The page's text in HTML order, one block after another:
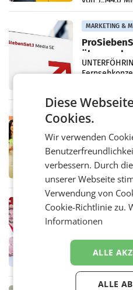
einem Plus
MARKETING &
Frühjahr
RETAIL
Eine
Müller
Über den
Altstoff
„Kreislauf-
Müller-
RETAIL
Penny
WIENER
laufenden
erneuert
in Haag
Diese
Cookies.
Wir verwenden
verbessern. Durch
unserer Webseite
Verwendung von
Cookie-Richtlinie zu.
Informationen
ALLE
ALLE